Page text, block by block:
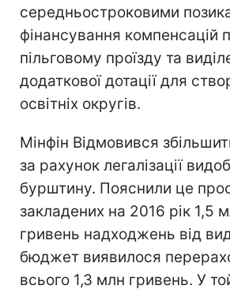
середньостроковими
фінансування компенсацій
пільговому проїзду та
додаткової дотації для
освітніх округів.
Мінфін Відмовився
за рахунок легалізації
бурштину. Пояснили це
закладених на 2016 рік 1,5
гривень надходжень від
бюджет виявилося
всього 1,3 млн гривень. У